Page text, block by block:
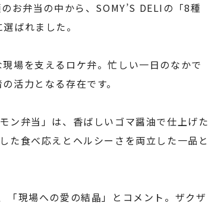
お弁当の中から、SOMY’S DELIの「8種
ばれました。
場を支えるロケ弁。忙しい一日のなかで
活力となる存在です。
ン弁当」は、香ばしいゴマ醤油で仕上げた
た食べ応えとヘルシーさを両立した一品と
「現場への愛の結晶」とコメント。ザクザ